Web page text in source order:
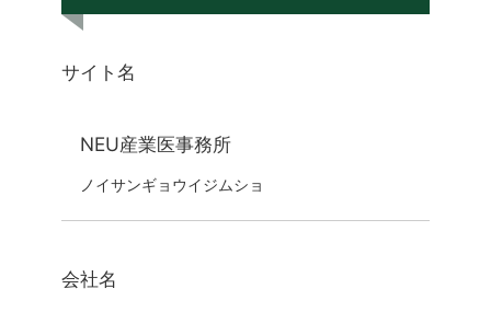
サイト名
NEU産業医事務所
ノイサンギョウイジムショ
会社名